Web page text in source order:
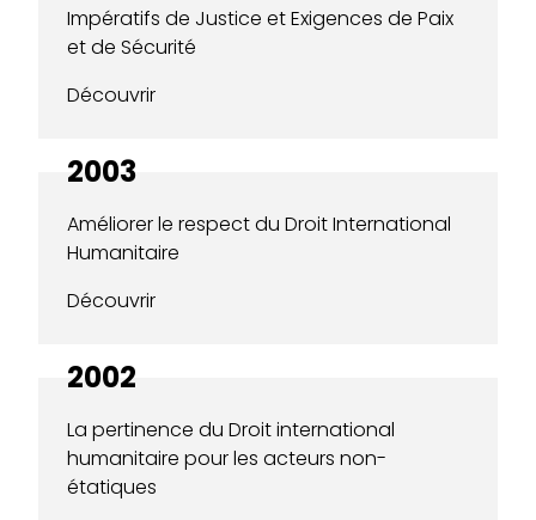
Impératifs de Justice et Exigences de Paix
et de Sécurité
Découvrir
2003
Améliorer le respect du Droit International
Humanitaire
Découvrir
2002
La pertinence du Droit international
humanitaire pour les acteurs non-
étatiques